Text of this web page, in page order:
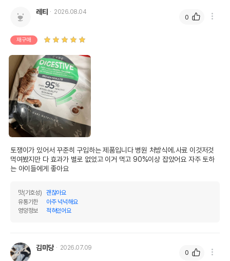
레티 2026.08.04
재구매
토쟁이가 있어서 꾸준히 구입하는 제품입니다 병원 처방식에.사료 이것저것
먹여봤지만 다 효과가 별로 없었고 이거 먹고 90%이상 잡았어요 자주 토하
는 아이들에게 좋아요
맛(기호성)
괜찮아요
유통기한
아주 넉넉해요
영양정보
적혀있어요
0
김미당 2026.07.09
0